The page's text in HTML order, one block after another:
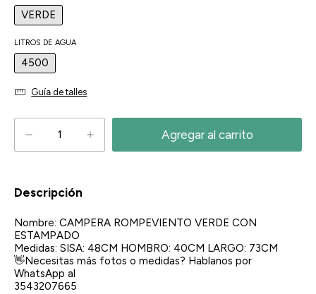
VERDE
LITROS DE AGUA
4500
Guía de talles
Descripción
Nombre: CAMPERA ROMPEVIENTO VERDE CON
ESTAMPADO
Medidas: SISA: 48CM HOMBRO: 40CM LARGO: 73CM
👋Necesitas más fotos o medidas? Hablanos por
WhatsApp al
3543207665